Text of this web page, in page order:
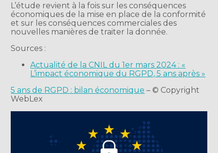
L’étude revient à la fois sur les conséquences
économiques de la mise en place de la conformité
et sur les conséquences commerciales des
nouvelles manières de traiter la donnée.
Sources :
Actualité de la CNIL du 1er mars 2024 : «
L’impact économique du RGPD, 5 ans après »
5 ans de RGPD : bilan économique – © Copyright
WebLex